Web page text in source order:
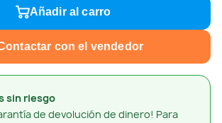
sin riesgo
de devolución de dinero! Para
Añadir al carro
con el vendedor